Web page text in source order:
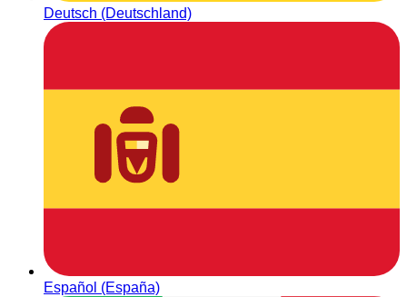
Deutsch (Deutschland)
Español (España)